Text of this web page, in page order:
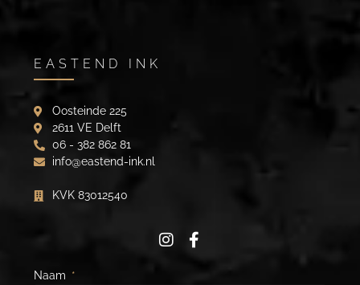
EASTEND INK
Oosteinde 225
2611 VE Delft
06 - 382 862 81
info@eastend-ink.nl
KVK 83012540
Naam